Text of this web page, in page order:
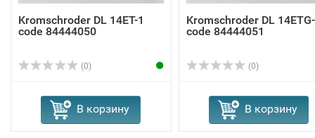
Kromschroder DL 14ET-1
code 84444050
(0)
В корзину
Kromschroder DL
code 84444051
(0)
В корзину